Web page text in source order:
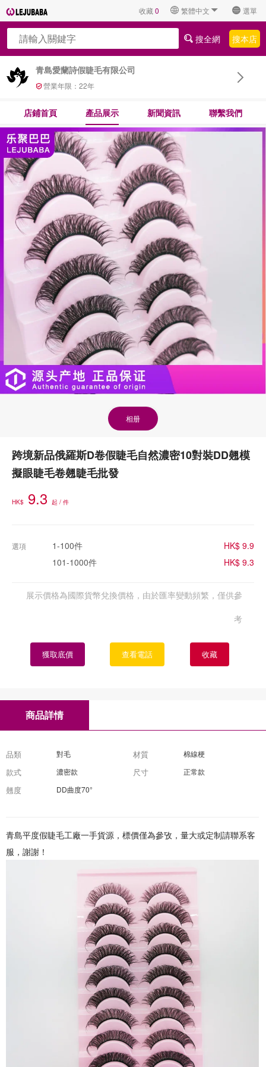
收藏0 繁體中文 選單
青島愛蘭詩假睫毛有限公司
營業年限： 22年
搜全網 搜本店
店鋪首頁 產品展示 新聞資訊 聯繫我們
相册
跨境新品俄羅斯D卷假睫毛自然濃密10對裝DD翹模
擬眼睫毛卷翹睫毛批發
HK$ 9.3 起 / 件
選項 1-100件
HK$ 9.9
101-1000件
HK$ 9.3
展示價格為國際貨幣兌換價格，由於匯率變動頻繁，僅供參
考
獲取底價 查看電話 收藏
商品詳情
品類 對毛 材質 棉線梗
款式 濃密款 尺寸 正常款
翹度 DD曲度70°
青島平度假睫毛工廠一手貨源，標價僅為參攷，量大或定制請聯系客
服，謝謝！